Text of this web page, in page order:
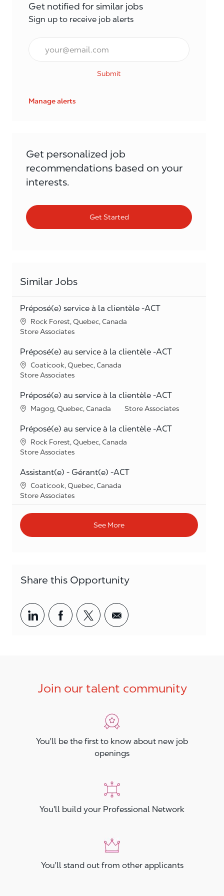
Get notified for similar jobs
Sign up to receive job alerts
Email*
Submit
Manage alerts
Get personalized job
recommendations based on your
interests.
Get Started
Similar Jobs
Préposé(e) service à la clientèle -ACT
Location
Rock Forest, Quebec, Canada
Category
Store Associates
Préposé(e) au service à la clientèle -ACT
Location
Coaticook, Quebec, Canada
Category
Store Associates
Préposé(e) au service à la clientèle -ACT
Location
Magog, Quebec, Canada Category
Store Associates
Préposé(e) au service à la clientèle -ACT
Location
Rock Forest, Quebec, Canada
Category
Store Associates
Assistant(e) - Gérant(e) -ACT
Location
Coaticook, Quebec, Canada
Category
Store Associates
See More
Share this Opportunity
Share via LinkedIn
Share via Facebook
Share via twitter
Share via email
Join our talent community
You'll be the first to know about new job
openings
You'll build your Professional Network
You'll stand out from other applicants